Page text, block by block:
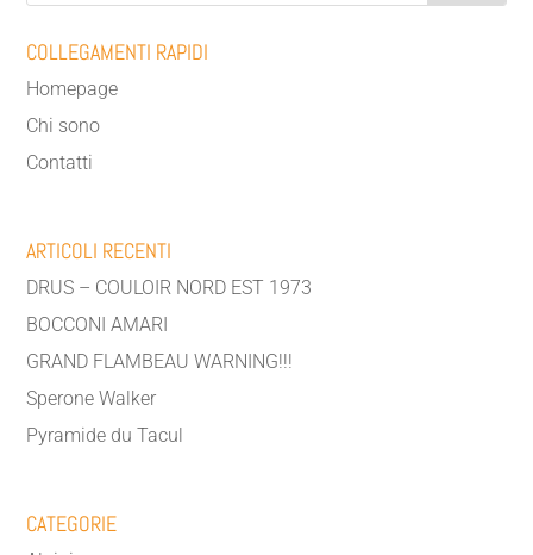
COLLEGAMENTI RAPIDI
Homepage
Chi sono
Contatti
ARTICOLI RECENTI
DRUS – COULOIR NORD EST 1973
BOCCONI AMARI
GRAND FLAMBEAU WARNING!!!
Sperone Walker
Pyramide du Tacul
CATEGORIE